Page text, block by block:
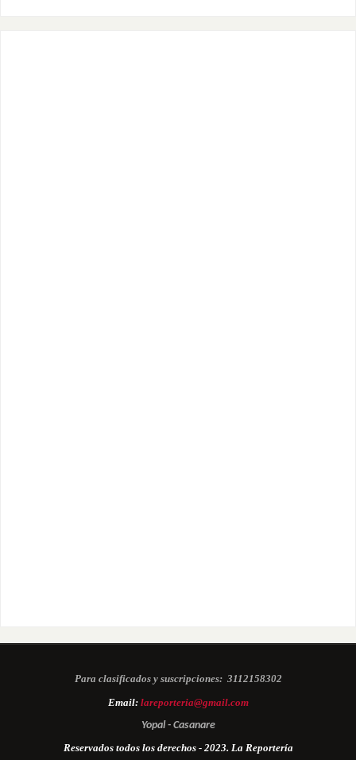
Para clasificados y suscripciones: 3112158302
Email: lareporteria@gmail.com
Yopal - Casanare
Reservados todos los derechos - 2023. La Reportería